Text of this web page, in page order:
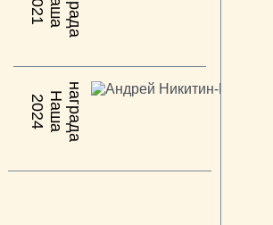
2024 Н
а
ш
ан
а
г
р
а
да